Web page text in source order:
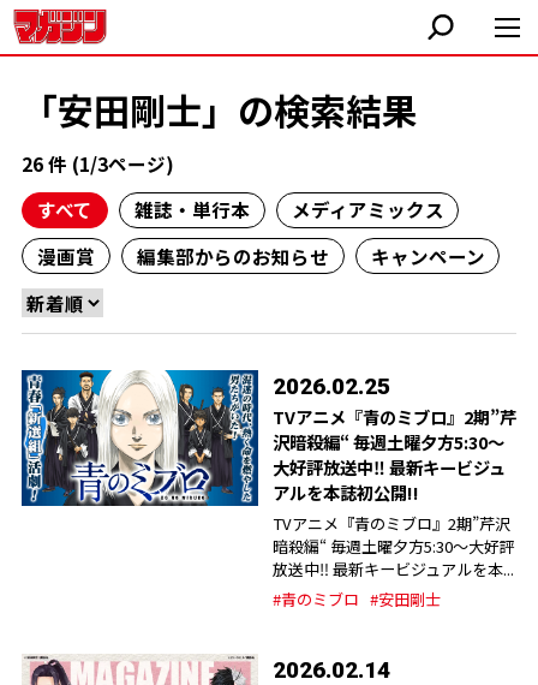
「安田剛士」の検索結果
26 件 (1/3ページ)
すべて
雑誌・単行本
メディアミックス
漫画賞
編集部からのお知らせ キャンペーン
2026.02.25
TVアニメ『青のミブロ』2期”芹
沢暗殺編“ 毎週土曜夕方5:30〜
大好評放送中‼︎ 最新キービジュ
アルを本誌初公開!!
TVアニメ『青のミブロ』2期”芹沢
暗殺編“ 毎週土曜夕方5:30〜大好評
放送中‼︎ 最新キービジュアルを本...
#青のミブロ #安田剛士
2026.02.14